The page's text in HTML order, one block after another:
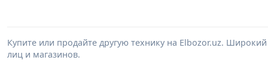
Купите или продайте другую технику на Elbozor.uz.
лиц и магазинов.